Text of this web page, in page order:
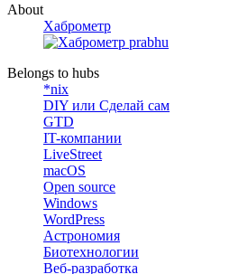
About
Хаброметр
Belongs to hubs
*nix
DIY или Сделай сам
GTD
IT-компании
LiveStreet
macOS
Open source
Windows
WordPress
Астрономия
Биотехнологии
Веб-разработка